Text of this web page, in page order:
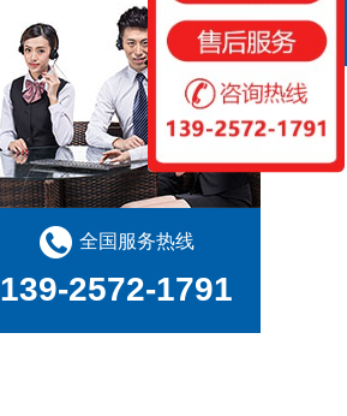
全国服务热线
139-2572-1791
扫一扫